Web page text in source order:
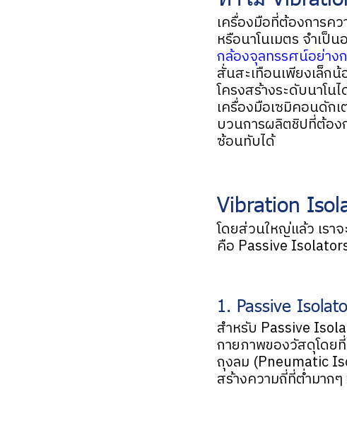
เครื่องมือที่ต้องการค
หรือนาโนเมตร จำเป็
กล้องจุลทรรศน์อย่าง
สั่นสะเทือนเพียงเล็ก
โครงสร้างระดับนาโ
เครื่องมือเซมิคอนดัก
บวนการผลิตชิปที่ต้อง
ซ้อนทับได้
Vibration
โดยส่วนใหญ่แล้ว เรา
คือ Passive
1. Passive
สำหรับ Passive
กายภาพของวัสดุโดย
ถุงลม (Pneumatic
สร้างความถี่ที่ต่ำมาก